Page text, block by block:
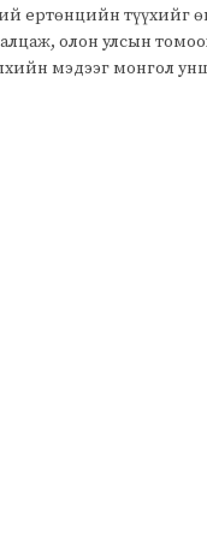
ертөнцийн түүхийг
олон улсын
мэдээг монгол